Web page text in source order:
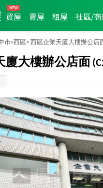
買屋 賣屋 租屋 社區/
市>西區> 西區企業天廈大樓辦公店
廈大樓辦公店面